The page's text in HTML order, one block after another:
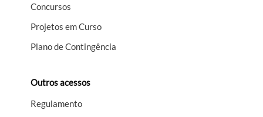
Concursos
Projetos em Curso
Plano de Contingência
Outros acessos
Regulamento